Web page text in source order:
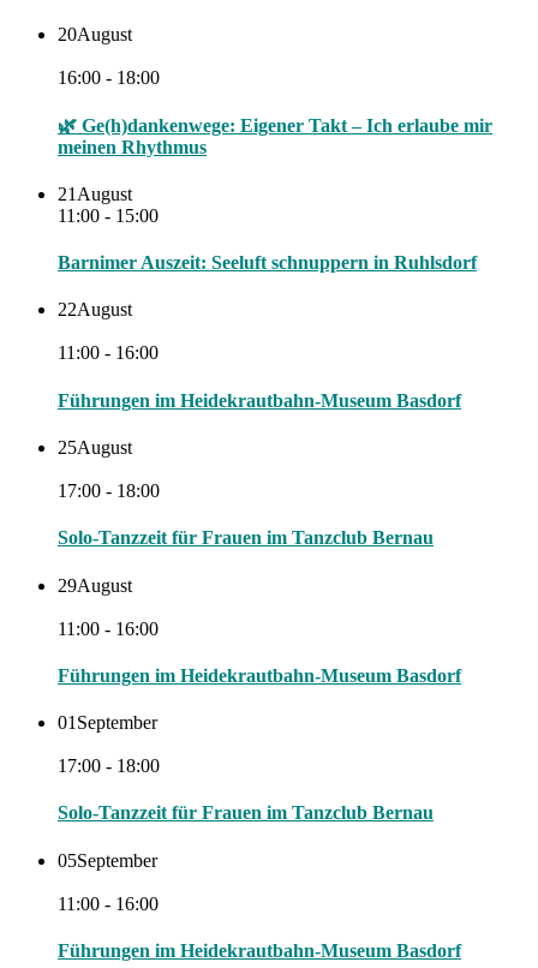
20August
16:00 - 18:00
🌿 Ge(h)dankenwege: Eigener Takt – Ich erlaube mir
meinen Rhythmus
21 August
11:00 - 15:00
Barnimer Auszeit: Seeluft schnuppern in Ruhlsdorf
22August
11:00 - 16:00
Führungen im Heidekrautbahn-Museum Basdorf
25August
17:00 - 18:00
Solo-Tanzzeit für Frauen im Tanzclub Bernau
29August
11:00 - 16:00
Führungen im Heidekrautbahn-Museum Basdorf
01 September
17:00 - 18:00
Solo-Tanzzeit für Frauen im Tanzclub Bernau
05September
11:00 - 16:00
Führungen im Heidekrautbahn-Museum Basdorf